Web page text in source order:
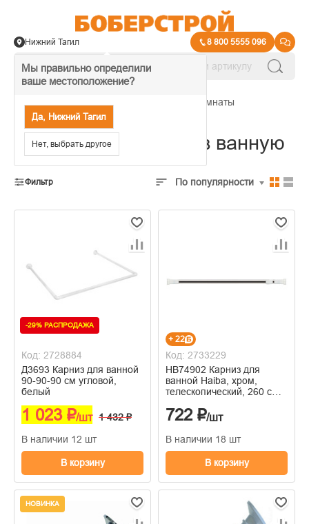
Мы правильно определили
ваше местоположение?
Да, Нижний Тагил
Нет, выбрать другое
Нижний Тагил 8 800 5555 096
Текстиль и штанги для ванной комнаты
Штанги для шторок в ванную
Фильтр По популярности
-29% РАСПРОДАЖА
Код: 2728884
Д3693 Карниз для ванной
90-90-90 см угловой,
белый
1 023 ₽/шт 1 432 ₽
В наличии 12 шт
В корзину
+ 22
Код: 2733229
HB74902 Карниз для
ванной Haiba, хром,
телескопический, 260 см,
722 ₽/шт
В наличии 18 шт
В корзину
НОВИНКА